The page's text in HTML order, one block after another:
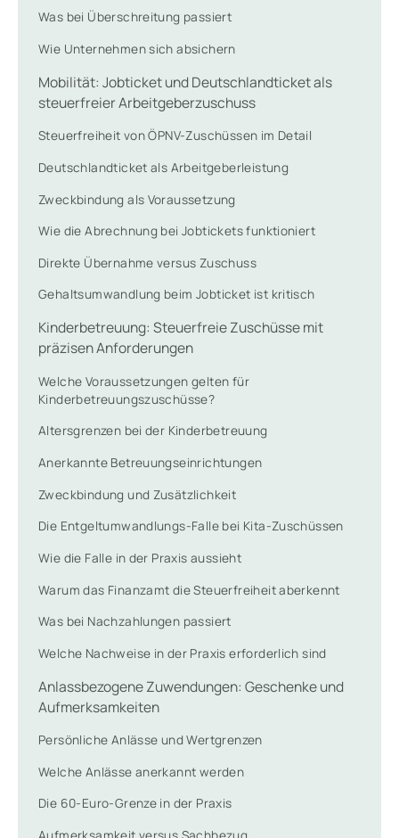
Was bei Überschreitung passiert
Wie Unternehmen sich absichern
Mobilität: Jobticket und Deutschlandticket als
steuerfreier Arbeitgeberzuschuss
Steuerfreiheit von ÖPNV-Zuschüssen im Detail
Deutschlandticket als Arbeitgeberleistung
Zweckbindung als Voraussetzung
Wie die Abrechnung bei Jobtickets funktioniert
Direkte Übernahme versus Zuschuss
Gehaltsumwandlung beim Jobticket ist kritisch
Kinderbetreuung: Steuerfreie Zuschüsse mit
präzisen Anforderungen
Welche Voraussetzungen gelten für
Kinderbetreuungszuschüsse?
Altersgrenzen bei der Kinderbetreuung
Anerkannte Betreuungseinrichtungen
Zweckbindung und Zusätzlichkeit
Die Entgeltumwandlungs-Falle bei Kita-Zuschüssen
Wie die Falle in der Praxis aussieht
Warum das Finanzamt die Steuerfreiheit aberkennt
Was bei Nachzahlungen passiert
Welche Nachweise in der Praxis erforderlich sind
Anlassbezogene Zuwendungen: Geschenke und
Aufmerksamkeiten
Persönliche Anlässe und Wertgrenzen
Welche Anlässe anerkannt werden
Die 60-Euro-Grenze in der Praxis